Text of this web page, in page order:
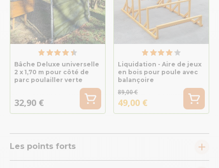
Bâche Deluxe universelle
2 x 1,70 m pour côté de
parc poulailler verte
32,90 €
Liquidation - Aire de jeux
en bois pour poule avec
balançoire
89,00 €
49,00 €
Les points forts